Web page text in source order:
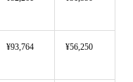
¥93,764 ¥56,250